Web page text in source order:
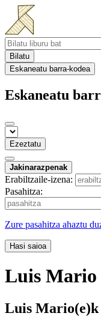
Bilatu
Eskaneatu barra-kodea
Eskaneatu
Ezeztatu
Jakinarazpenak
Erabiltzaile-izena:
Pasahitza:
Zure pasahitza ahaztu
Hasi saioa
Luis Mario
Luis